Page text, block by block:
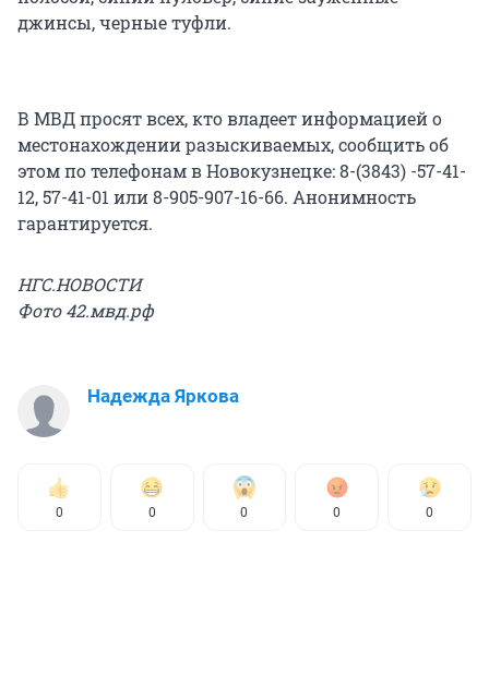
джинсы, черные туфли.
В МВД просят всех, кто владеет информацией о
местонахождении разыскиваемых, сообщить об
этом по телефонам в Новокузнецке: 8-(3843) -57-41-
12, 57-41-01 или 8-905-907-16-66. Анонимность
гарантируется.
НГС.НОВОСТИ
Фото 42.мвд.рф
Надежда Яркова
0 0 0 0 0